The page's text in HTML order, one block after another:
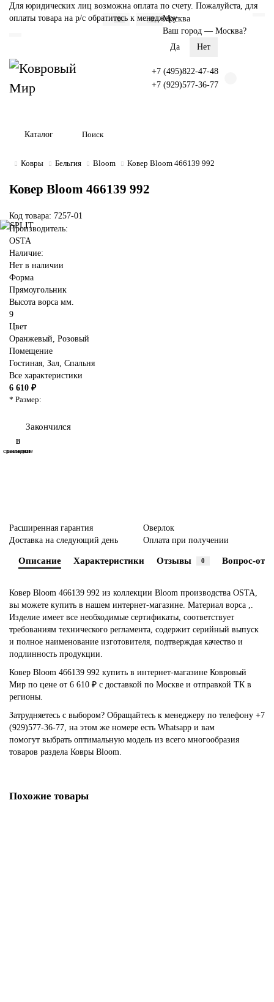
Для юридических лиц возможна оплата по счету. Пожалуйста, для
оплаты товара на р/с обратитесь к менеджеру
0 0
Москва
Ваш город — Москва?
+7 (495)822-47-48
+7 (929)577-36-77
Каталог
Ковры Бельгия Bloom Ковер Bloom 466139 992
Ковер Bloom 466139 992
Код товара: 7257-01
Производитель:
OSTA
Наличие:
Нет в наличии
Форма
Прямоугольник
Высота ворса мм.
9
Цвет
Оранжевый, Розовый
Помещение
Гостиная, Зал, Спальня
Все характеристики
6 610 ₽
* Размер:
Закончился
В
закладки
В
сравнение
Расширенная гарантия
Оверлок
Доставка на следующий день
Оплата при получении
Описание Характеристики Отзывы 0 Вопрос-
Ковер Bloom 466139 992 из коллекции Bloom производства OSTA,
вы можете купить в нашем интернет-магазине. Материал ворса ,.
Изделие имеет все необходимые сертификаты, соответствует
требованиям технического регламента, содержит серийный выпуск
и полное наименование изготовителя, подтверждая качество и
подлинность продукции.
Ковер Bloom 466139 992 купить в интернет-магазине Ковровый
Мир по цене от 6 610 ₽ с доставкой по Москве и отправкой ТК в
регионы.
Затрудняетесь с выбором? Обращайтесь к менеджеру по телефону +7
(929)577-36-77, на этом же номере есть Whatsapp и вам
помогут выбрать оптимальную модель из всего многообразия
товаров раздела Ковры Bloom.
Похожие товары